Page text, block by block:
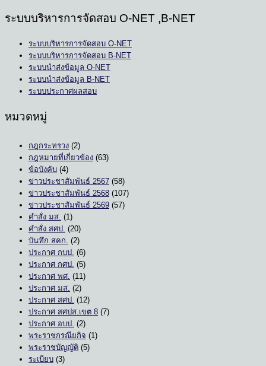
ระบบบริหารการจัดสอบ O-NET ,ฺB-NET
ระบบบริหารการจัดสอบ O-NET
ระบบบริหารการจัดสอบ B-NET
ระบบนำส่งข้อมูล O-NET
ระบบนำส่งข้อมูล B-NET
ระบบประกาศผลสอบ
หมวดหมู่
กฎกระทรวง (2)
กฎหมายที่เกี่ยวข้อง (63)
ข้อบังคับ (4)
ข่าวประชาสัมพันธ์ 2567 (58)
ข่าวประชาสัมพันธ์ 2568 (107)
ข่าวประชาสัมพันธ์ 2569 (57)
คำสั่ง มส. (1)
คำสั่ง สศป. (20)
บันทึก สคก. (2)
ประกาศ กบป. (6)
ประกาศ กศป. (5)
ประกาศ พศ. (11)
ประกาศ มส. (2)
ประกาศ สศป. (12)
ประกาศ สศปส.เขต 8 (7)
ประกาศ อบป. (2)
พระราชกรณียกิจ (1)
พระราชบัญญัติ (5)
ระเบียบ (3)